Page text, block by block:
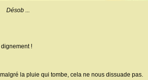
Désob ...
!
la pluie qui tombe, cela ne nous dissuade pas.